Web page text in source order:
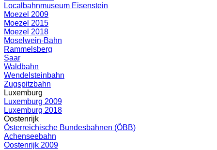
Localbahnmuseum Eisenstein
Moezel 2009
Moezel 2015
Moezel 2018
Moselwein-Bahn
Rammelsberg
Saar
Waldbahn
Wendelsteinbahn
Zugspitzbahn
Luxemburg
Luxemburg 2009
Luxemburg 2018
Oostenrijk
Österreichische Bundesbahnen (ÖBB)
Achenseebahn
Oostenrijk 2009